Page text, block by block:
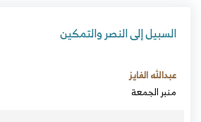
السبيل إلى النصر والتمكين
عبدالله الفايز
منبر الجمعة